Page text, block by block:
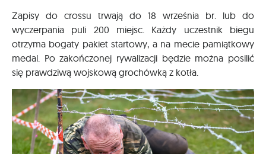
Zapisy do crossu trwają do 18 września br. lub do
wyczerpania puli 200 miejsc. Każdy uczestnik biegu
otrzyma bogaty pakiet startowy, a na mecie pamiątkowy
medal. Po zakończonej rywalizacji będzie można posilić
się prawdziwą wojskową grochówką z kotła.